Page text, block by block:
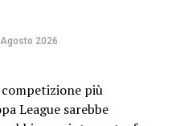
2026
più
League sarebbe